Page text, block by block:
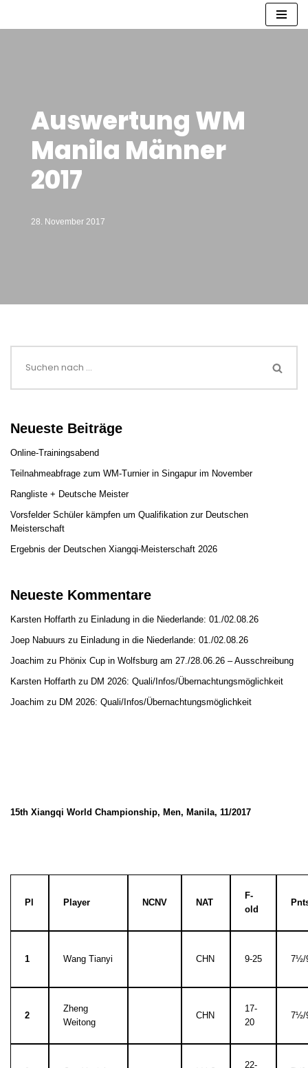
Auswertung WM
Manila Männer
2017
28. November 2017
Neueste Beiträge
Online-Trainingsabend
Teilnahmeabfrage zum WM-Turnier in Singapur im November
Rangliste + Deutsche Meister
Vorsfelder Schüler kämpfen um Qualifikation zur Deutschen
Meisterschaft
Ergebnis der Deutschen Xiangqi-Meisterschaft 2026
Neueste Kommentare
Karsten Hoffarth zu Einladung in die Niederlande: 01./02.08.26
Joep Nabuurs zu Einladung in die Niederlande: 01./02.08.26
Joachim zu Phönix Cup in Wolfsburg am 27./28.06.26 – Ausschreibung
Karsten Hoffarth zu DM 2026: Quali/Infos/Übernachtungsmöglichkeit
Joachim zu DM 2026: Quali/Infos/Übernachtungsmöglichkeit
15th Xiangqi World Championship, Men, Manila, 11/2017
Pl Player NCNV NAT
F-
old
1 Wang Tianyi CHN 9-25 7½/
2
Zheng
Weitong
CHN
17-
20
7½/
22-